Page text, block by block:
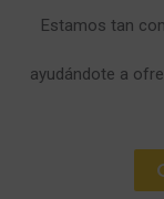
Estamos tan
ayudándote a